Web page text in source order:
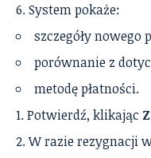
System pokaże:
szczegóły nowego
porównanie z
metodę płatności.
Potwierdź, klikając
W razie rezygnacji